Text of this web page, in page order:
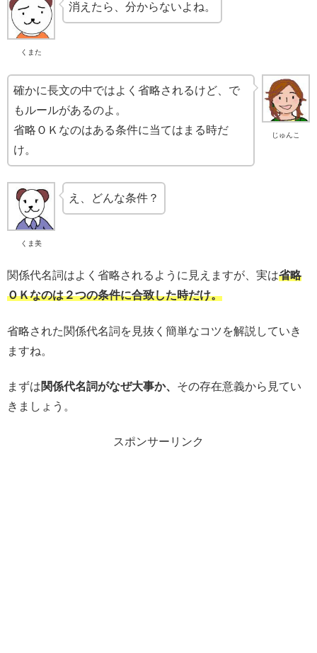
くまた
消えたら、分からないよね。
じゅんこ
確かに長文の中ではよく省略されるけど、で
もルールがあるのよ。
省略ＯＫなのはある条件に当てはまる時だ
け。
くま美
え、どんな条件？
関係代名詞はよく省略されるように見えますが、実は省略
ＯＫなのは２つの条件に合致した時だけ。
省略された関係代名詞を見抜く簡単なコツを解説していき
ますね。
まずは関係代名詞がなぜ大事か、 その存在意義から見てい
きましょう。
スポンサーリンク